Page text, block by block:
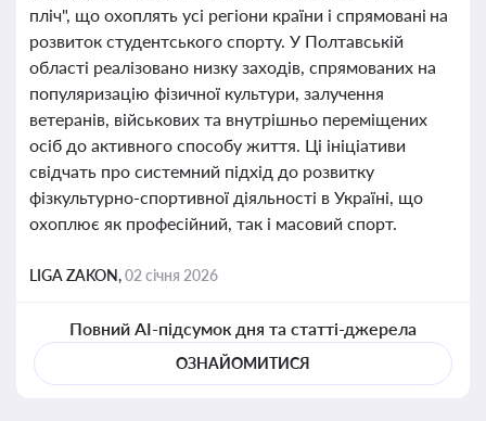
пліч", що охоплять усі регіони країни і спрямовані на
розвиток студентського спорту. У Полтавській
області реалізовано низку заходів, спрямованих на
популяризацію фізичної культури, залучення
ветеранів, військових та внутрішньо переміщених
осіб до активного способу життя. Ці ініціативи
свідчать про системний підхід до розвитку
фізкультурно-спортивної діяльності в Україні, що
охоплює як професійний, так і масовий спорт.
LIGA ZAKON,02 січня 2026
Повний AI-підсумок дня та статті-джерела
ОЗНАЙОМИТИСЯ